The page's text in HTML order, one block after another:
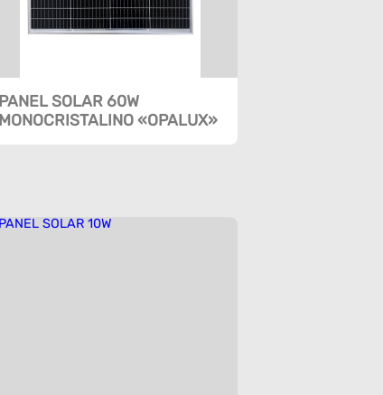
PANEL SOLAR 60W
MONOCRISTALINO «OPALUX»